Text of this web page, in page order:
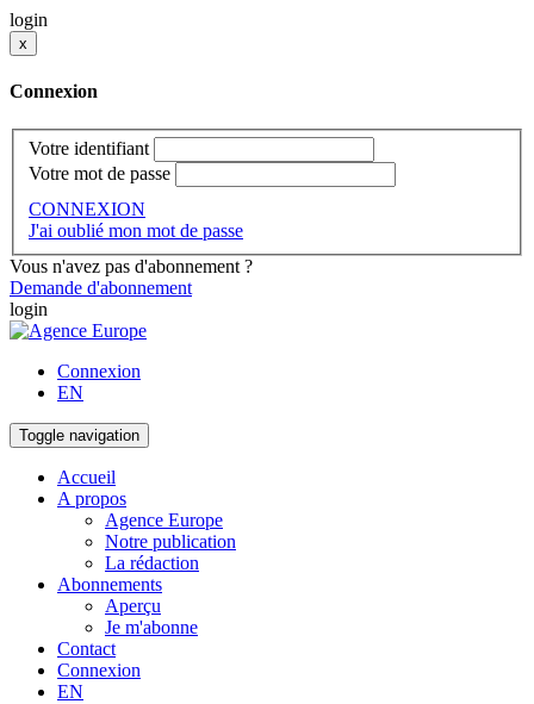
login
x
Connexion
Votre identifiant
Votre mot de passe
CONNEXION
J'ai oublié mon mot de passe
Vous n'avez pas d'abonnement ?
Demande d'abonnement
login
Connexion
EN
Toggle navigation
Accueil
A propos
Agence Europe
Notre publication
La rédaction
Abonnements
Aperçu
Je m'abonne
Contact
Connexion
EN